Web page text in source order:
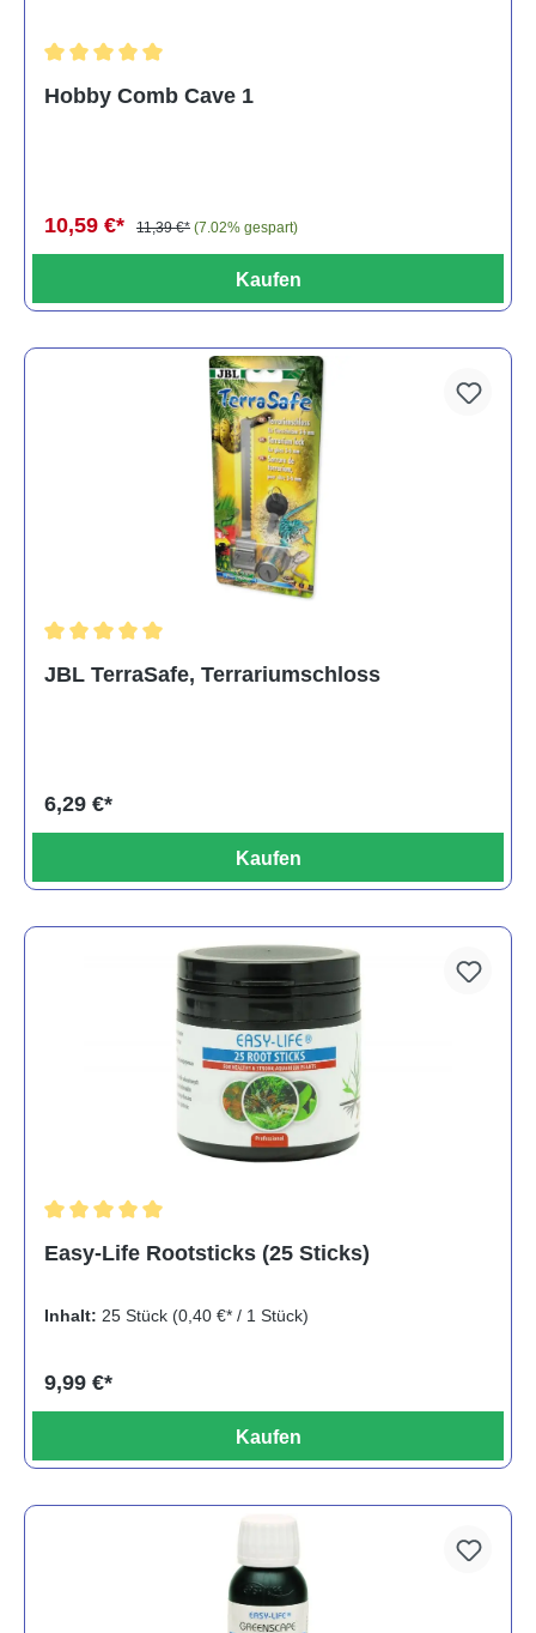
Hobby Comb Cave 1
10,59 €* 11,39 €* (7.02% gespart)
Kaufen
JBL TerraSafe, Terrariumschloss
6,29 €*
Kaufen
Easy-Life Rootsticks (25 Sticks)
Inhalt: 25 Stück (0,40 €* / 1 Stück)
9,99 €*
Kaufen